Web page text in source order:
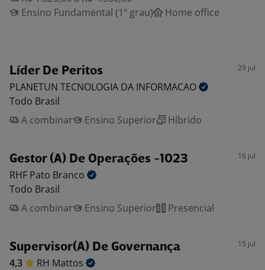
Ensino Fundamental (1º grau)
Home office
Líder De Peritos 29 jul
PLANETUN TECNOLOGIA DA INFORMACAO
Todo Brasil
A combinar
Ensino Superior Híbrido
Gestor (A) De Operações -1023 16 jul
RHF Pato Branco
Todo Brasil
A combinar
Ensino Superior Presencial
Supervisor(A) De Governança 15 jul
4,3 RH Mattos